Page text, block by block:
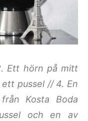
Ett hörn på mitt
ett pussel //4. En
Kosta Boda
och en av